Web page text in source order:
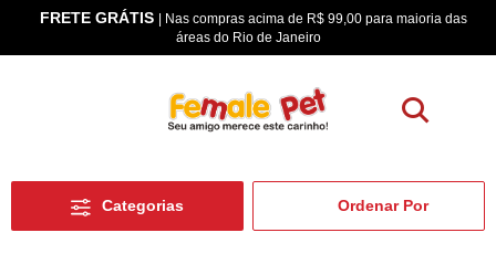
FRETE GRÁTIS | Nas compras acima de R$ 99,00 para maioria das
áreas do Rio de Janeiro
Categorias